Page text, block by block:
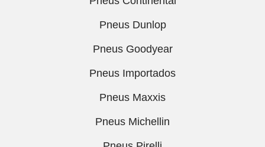
Pneus Dunlop
Pneus Goodyear
Pneus Importados
Pneus Maxxis
Pneus Michellin